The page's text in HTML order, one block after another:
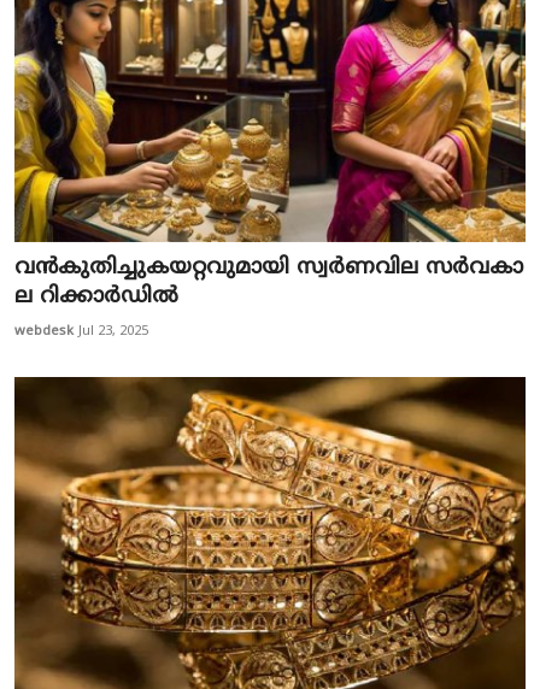
വ​ൻ​കു​തി​ച്ചു​ക​യ​റ്റ​വു​മാ​യി സ്വ​ർ​ണ​വി​ല സ​ർ​വ​കാ​
ല റി​ക്കാ​ർ​ഡി​ൽ
webdesk Jul 23, 2025